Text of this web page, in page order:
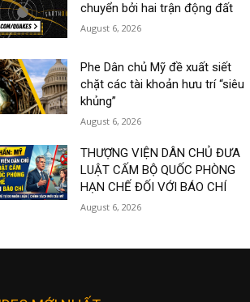
chuyển bởi hai trận động đất
August 6, 2026
Phe Dân chủ Mỹ đề xuất siết
chặt các tài khoản hưu trí “siêu
khủng”
August 6, 2026
THƯỢNG VIỆN DÂN CHỦ ĐƯA
LUẬT CẤM BỘ QUỐC PHÒNG
HẠN CHẾ ĐỐI VỚI BÁO CHÍ
August 6, 2026